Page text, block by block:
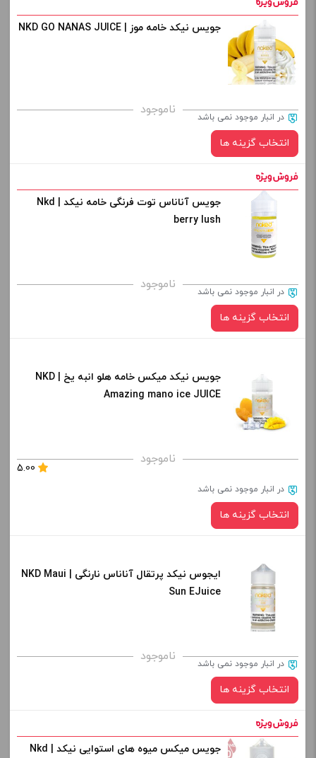
افزودن به سبد خرید
نیکوتین:
برای فعال شدن سبد خرید و نمایش قیمت ، گزینه های محصول را
+
جویس نیکد خامه موز | NKD GO NANAS JUICE
ناموجود در انبار موجود نمی باشد
انتخاب گزینه ها
نیکوتین:
برای فعال شدن سبد خرید و نمایش قیمت ، گزینه های محصول را
+
جویس آناناس توت فرنگی خامه نیکد | Nkd
berry lush
ناموجود در انبار موجود نمی باشد
انتخاب گزینه ها
نیکوتین:
برای فعال شدن سبد خرید و نمایش قیمت ، گزینه های محصول را
+
جویس نیکد میکس خامه هلو انبه یخ | NKD
Amazing mano ice JUICE
ناموجود
5.00
در انبار موجود نمی باشد
انتخاب گزینه ها
نیکوتین:
برای فعال شدن سبد خرید و نمایش قیمت ، گزینه های محصول را
+
ایجوس نیکد پرتقال آناناس نارنگی | NKD Maui
Sun EJuice
ناموجود در انبار موجود نمی باشد
انتخاب گزینه ها
نیکوتین:
جویس میکس میوه های استوایی نیکد | Nkd